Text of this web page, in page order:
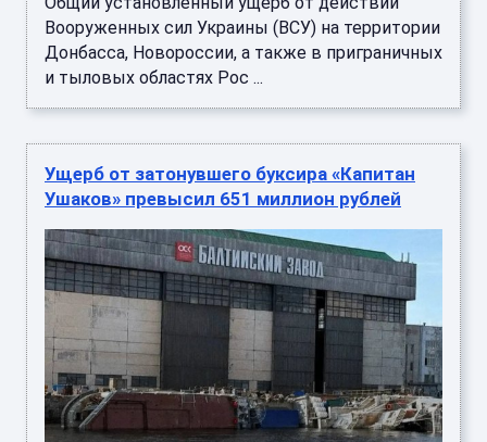
Вооруженных сил Украины (ВСУ) на территории
Донбасса, Новороссии, а также в приграничных
и тыловых областях Рос ...
Ущерб от затонувшего буксира «Капитан
Ушаков» превысил 651 миллион рублей